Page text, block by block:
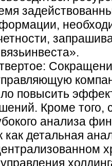
повысить
Кроме того,
анализа
как детальная